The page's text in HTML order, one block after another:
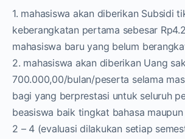
1. mahasiswa akan diberikan Subsidi
keberangkatan pertama sebesar
mahasiswa baru yang belum
2. mahasiswa akan diberikan Uang
700.000,00/bulan/peserta selama
bagi yang berprestasi untuk seluruh
beasiswa baik tingkat bahasa
2 – 4 (evaluasi dilakukan setiap